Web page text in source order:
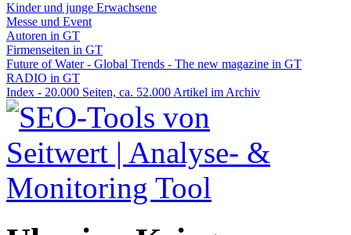
Kinder und junge Erwachsene
Messe und Event
Autoren in GT
Firmenseiten in GT
Future of Water - Global Trends - The new magazine in GT
RADIO in GT
Index - 20.000 Seiten, ca. 52.000 Artikel im Archiv